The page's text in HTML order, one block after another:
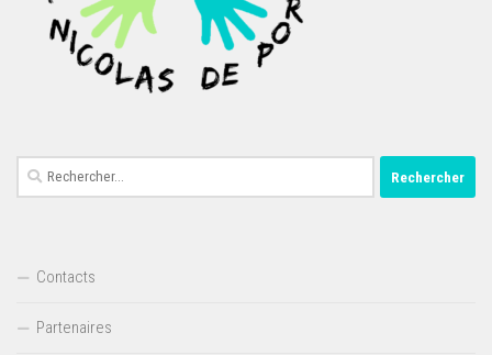
Rechercher :
Contacts
Partenaires